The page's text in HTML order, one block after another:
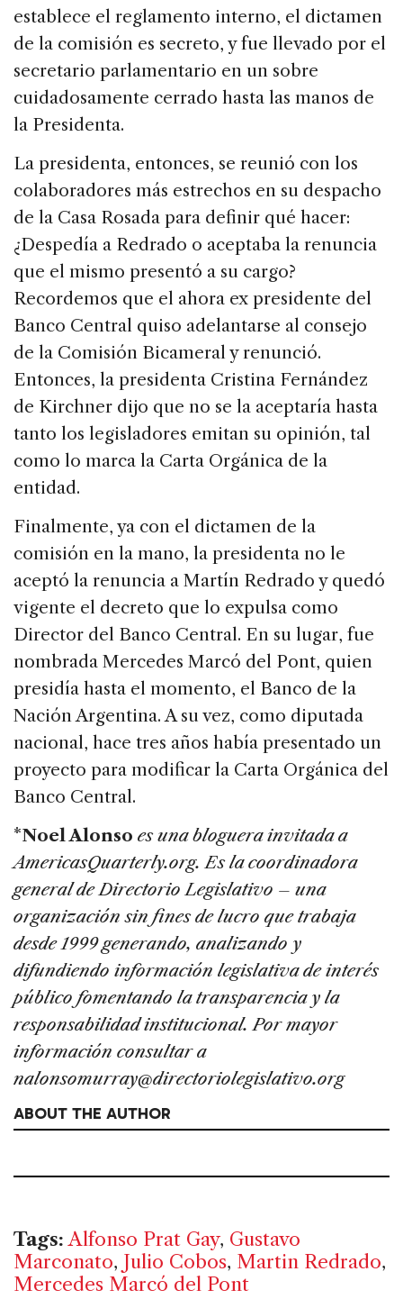
establece el reglamento interno, el dictamen
de la comisión es secreto, y fue llevado por el
secretario parlamentario en un sobre
cuidadosamente cerrado hasta las manos de
la Presidenta.
La presidenta, entonces, se reunió con los
colaboradores más estrechos en su despacho
de la Casa Rosada para definir qué hacer:
¿Despedía a Redrado o aceptaba la renuncia
que el mismo presentó a su cargo?
Recordemos que el ahora ex presidente del
Banco Central quiso adelantarse al consejo
de la Comisión Bicameral y renunció.
Entonces, la presidenta Cristina Fernández
de Kirchner dijo que no se la aceptaría hasta
tanto los legisladores emitan su opinión, tal
como lo marca la Carta Orgánica de la
entidad.
Finalmente, ya con el dictamen de la
comisión en la mano, la presidenta no le
aceptó la renuncia a Martín Redrado y quedó
vigente el decreto que lo expulsa como
Director del Banco Central. En su lugar, fue
nombrada Mercedes Marcó del Pont, quien
presidía hasta el momento, el Banco de la
Nación Argentina. A su vez, como diputada
nacional, hace tres años había presentado un
proyecto para modificar la Carta Orgánica del
Banco Central.
*Noel Alonso es una bloguera invitada a
AmericasQuarterly.org. Es la coordinadora
general de Directorio Legislativo – una
organización sin fines de lucro que trabaja
desde 1999 generando, analizando y
difundiendo información legislativa de interés
público fomentando la transparencia y la
responsabilidad institucional. Por mayor
información consultar a
nalonsomurray@directoriolegislativo.org
ABOUT THE AUTHOR
Tags: Alfonso Prat Gay, Gustavo
Marconato, Julio Cobos, Martin Redrado,
Mercedes Marcó del Pont